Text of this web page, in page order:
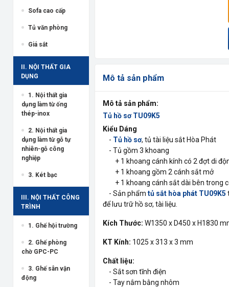
Sofa cao cấp
Tủ văn phòng
Giá sắt
II. NỘI THẤT GIA
DỤNG
1. Nội thất gia
dụng làm từ ống
thép-inox
2. Nội thất gia
dụng làm từ gỗ tự
nhiên-gỗ công
nghiệp
3. Két bạc
III. NỘI THẤT CÔNG
TRÌNH
1. Ghế hội trường
2. Ghế phòng
chờ GPC-PC
3. Ghế sân vận
động
Mô tả sản phẩm
Mô tả sản phẩm:
Tủ hồ sơ TU09K5
Kiểu Dáng
- Tủ hồ sơ, tủ tài liệu sắt Hòa Phát
- Tủ gồm 3 khoang
+ 1 khoang cánh kính có 2 đợt di
+ 1 khoang gồm 2 cánh sắt mở
+ 1 khoang cánh sắt dài bên trong
- Sản phẩm tủ sắt hòa phát TU09K5
để lưu trữ hồ sơ, tài liệu.
Kích Thước: W1350 x D450 x H1830
KT Kính: 1025 x 313 x 3 mm
Chất liệu:
- Sắt sơn tĩnh điện
- Tay nắm bằng nhôm